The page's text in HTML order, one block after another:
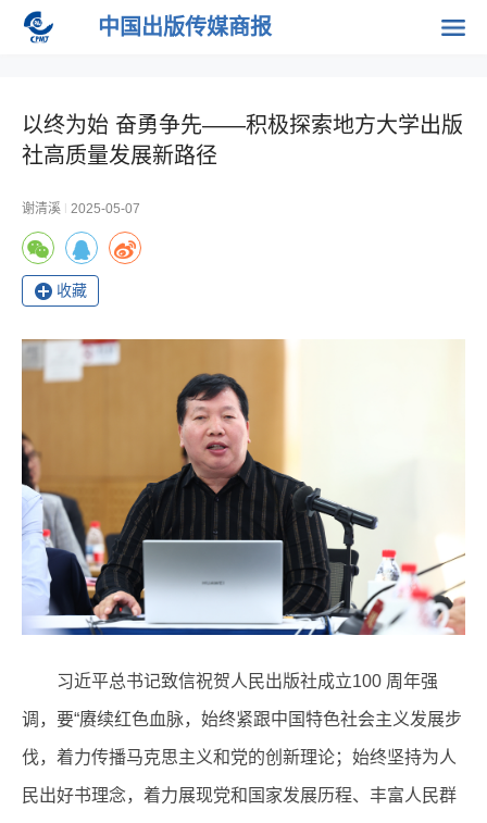
中国出版传媒商报
以终为始 奋勇争先——积极探索地方大学出版
社高质量发展新路径
谢清溪 | 2025-05-07
收藏
习近平总书记致信祝贺人民出版社成立100 周年强
调，要“赓续红色血脉，始终紧跟中国特色社会主义发展步
伐，着力传播马克思主义和党的创新理论；始终坚持为人
民出好书理念，着力展现党和国家发展历程、丰富人民群